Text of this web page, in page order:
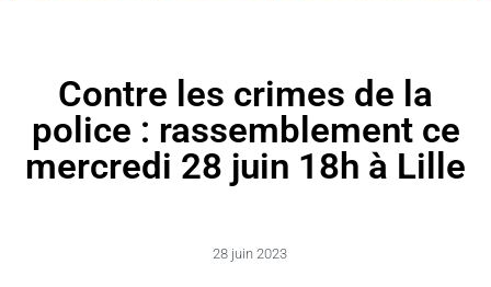
Contre les crimes de la
police : rassemblement ce
mercredi 28 juin 18h à Lille
28 juin 2023